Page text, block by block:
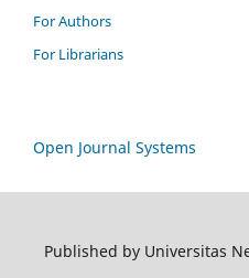
For Authors
For Librarians
Open Journal Systems
Published by Universitas